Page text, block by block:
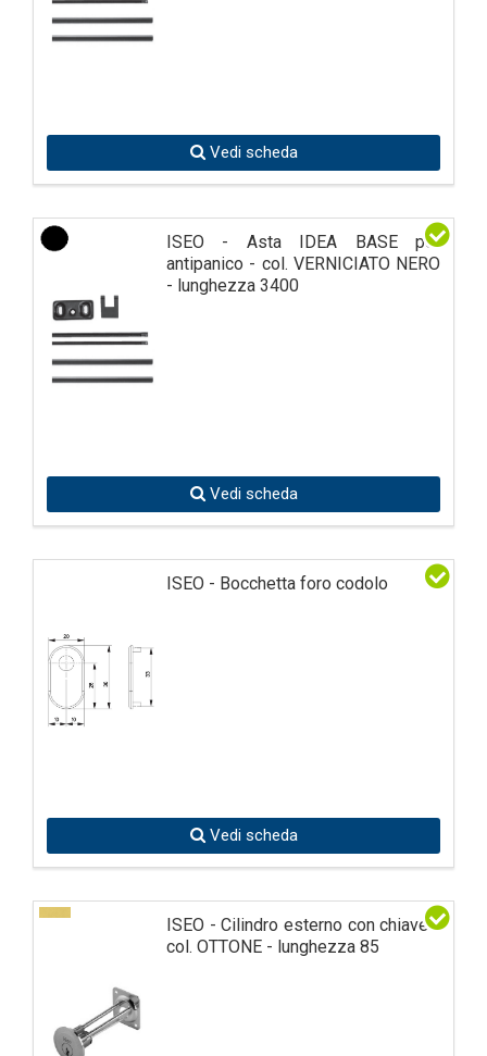
Vedi scheda
ISEO - Asta IDEA BASE per
antipanico - col. VERNICIATO NERO
- lunghezza 3400
Vedi scheda
ISEO - Bocchetta foro codolo
Vedi scheda
ISEO - Cilindro esterno con chiave -
col. OTTONE - lunghezza 85